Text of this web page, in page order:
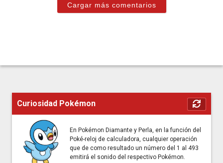
Cargar más comentarios
Curiosidad Pokémon
En Pokémon Diamante y Perla, en la función del
Poké-reloj de calculadora, cualquier operación
que de como resultado un número del 1 al 493
emitirá el sonido del respectivo Pokémon.